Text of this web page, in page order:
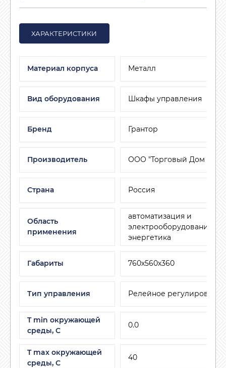
ХАРАКТЕРИСТИКИ
Материал корпуса Металл
Вид оборудования Шкафы управления
Бренд Грантор
Производитель ООО "Торговый Дом АДЛ"
Страна Россия
Область
применения
автоматизация и
электрооборудование,
энергетика
Габариты 760х560х360
Тип управления Релейное регулирование
T min окружающей
среды, C
0.0
T max окружающей
среды, С
40